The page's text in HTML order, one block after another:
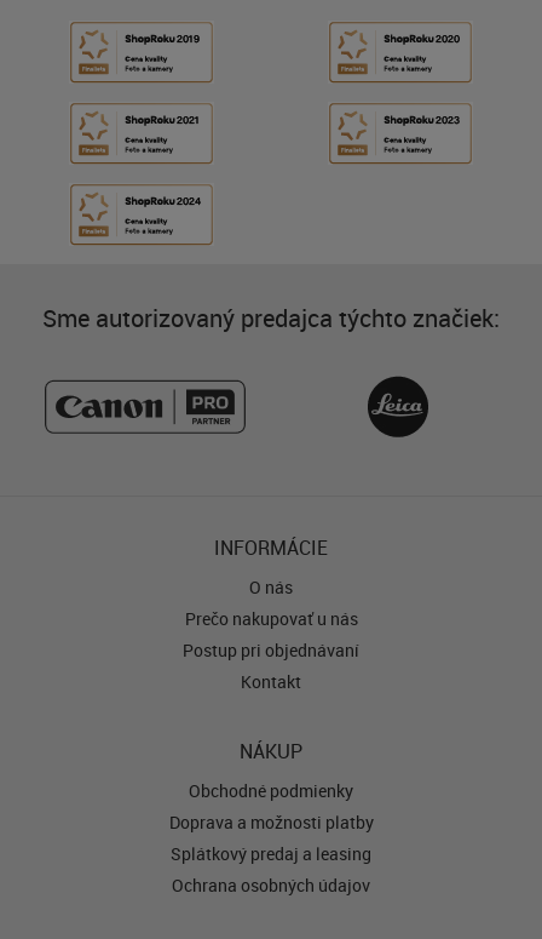
Sme autorizovaný predajca týchto značiek:
INFORMÁCIE
O nás
Prečo nakupovať u nás
Postup pri objednávaní
Kontakt
NÁKUP
Obchodné podmienky
Doprava a možnosti platby
Splátkový predaj a leasing
Ochrana osobných údajov